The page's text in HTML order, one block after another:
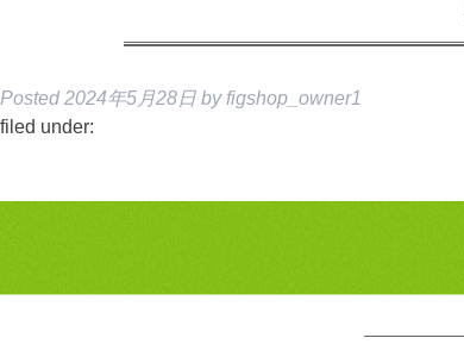
Posted 2024年5月28日 by figshop_owner1
filed under: